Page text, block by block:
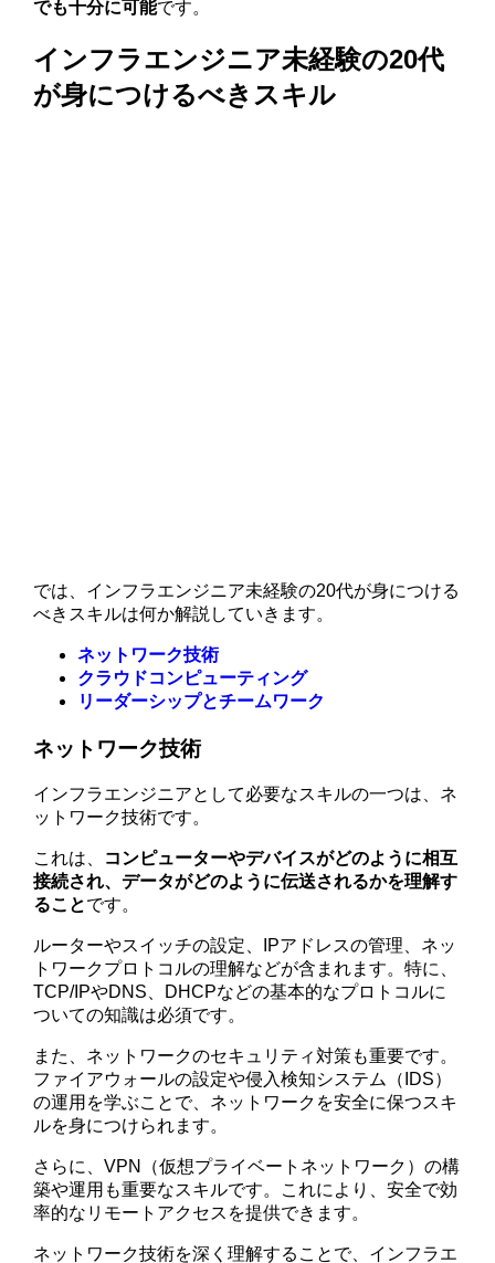
でも十分に可能です。
インフラエンジニア未経験の20代
が身につけるべきスキル
では、インフラエンジニア未経験の20代が身につける
べきスキルは何か解説していきます。
ネットワーク技術
クラウドコンピューティング
リーダーシップとチームワーク
ネットワーク技術
インフラエンジニアとして必要なスキルの一つは、ネ
ットワーク技術です。
これは、 コンピューターやデバイスがどのように相互
接続され、データがどのように伝送されるかを理解す
ることです。
ルーターやスイッチの設定、IPアドレスの管理、ネッ
トワークプロトコルの理解などが含まれます。特に、
TCP/IPやDNS、DHCPなどの基本的なプロトコルに
ついての知識は必須です。
また、ネットワークのセキュリティ対策も重要です。
ファイアウォールの設定や侵入検知システム（IDS）
の運用を学ぶことで、ネットワークを安全に保つスキ
ルを身につけられます。
さらに、VPN（仮想プライベートネットワーク）の構
築や運用も重要なスキルです。これにより、安全で効
率的なリモートアクセスを提供できます。
ネットワーク技術を深く理解することで、インフラエ